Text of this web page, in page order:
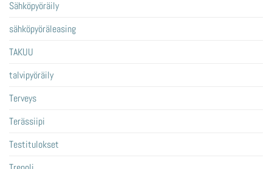
Sähköpyöräily
sähköpyöräleasing
TAKUU
talvipyöräily
Terveys
Terässiipi
Testitulokset